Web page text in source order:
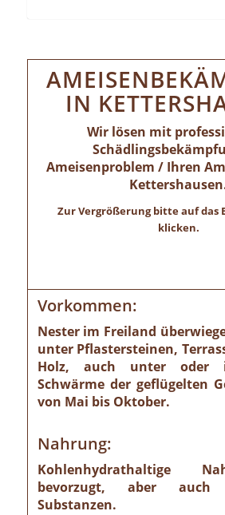
IN
Wir lösen mit
Ameisenproblem / Ihren
Zur Vergrößerung bitte auf das
klicken.
Vorkommen:
Nester im Freiland
unter Pflastersteinen,
Holz, auch unter oder
Schwärme der geflügelten
von Mai bis Oktober.
Nahrung:
Kohlenhydrathaltige
bevorzugt, aber auch
Substanzen.